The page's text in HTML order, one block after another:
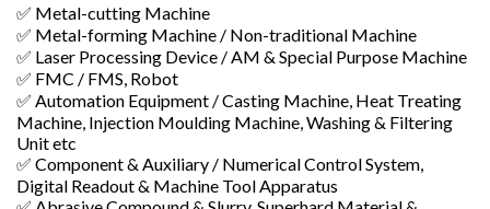
✅ Metal-cutting Machine
✅ Metal-forming Machine / Non-traditional Machine
✅ Laser Processing Device / AM & Special Purpose Machine
✅ FMC / FMS, Robot
✅ Automation Equipment / Casting Machine, Heat Treating
Machine, Injection Moulding Machine, Washing & Filtering
Unit etc
✅ Component & Auxiliary / Numerical Control System,
Digital Readout & Machine Tool Apparatus